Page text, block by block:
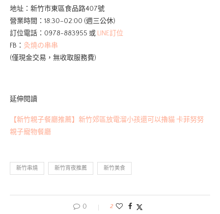
地址：新竹市東區食品路407號
營業時間：18:30–02:00 (週三公休)
訂位電話：0978-883955 或 LINE訂位
FB： 灸燒の串串
(僅現金交易，無收取服務費)
延伸閱讀
【新竹親子餐廳推薦】新竹郊區放電溜小孩還可以擼貓 卡菲努努
親子寵物餐廳
新竹串燒 新竹宵夜推薦 新竹美食
0 2